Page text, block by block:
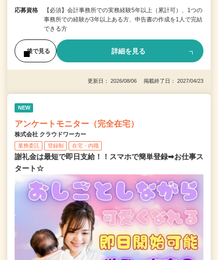
応募資格
【必須】会計事務所での実務経験5年以上（累計可）、1つの
事務所での経験が3年以上ある方、申告書の作成を1人で完結
できる方
後で見る 詳細を見る
更新日： 2026/08/06 掲載終了日： 2027/04/23
NEW
アンケートモニター（完全在宅）
株式会社 クラウドワーカー
業務委託 登録制 在宅・内職
謝礼金は最短で即日支給！！スマホで簡単登録➡お仕事ス
タート☆